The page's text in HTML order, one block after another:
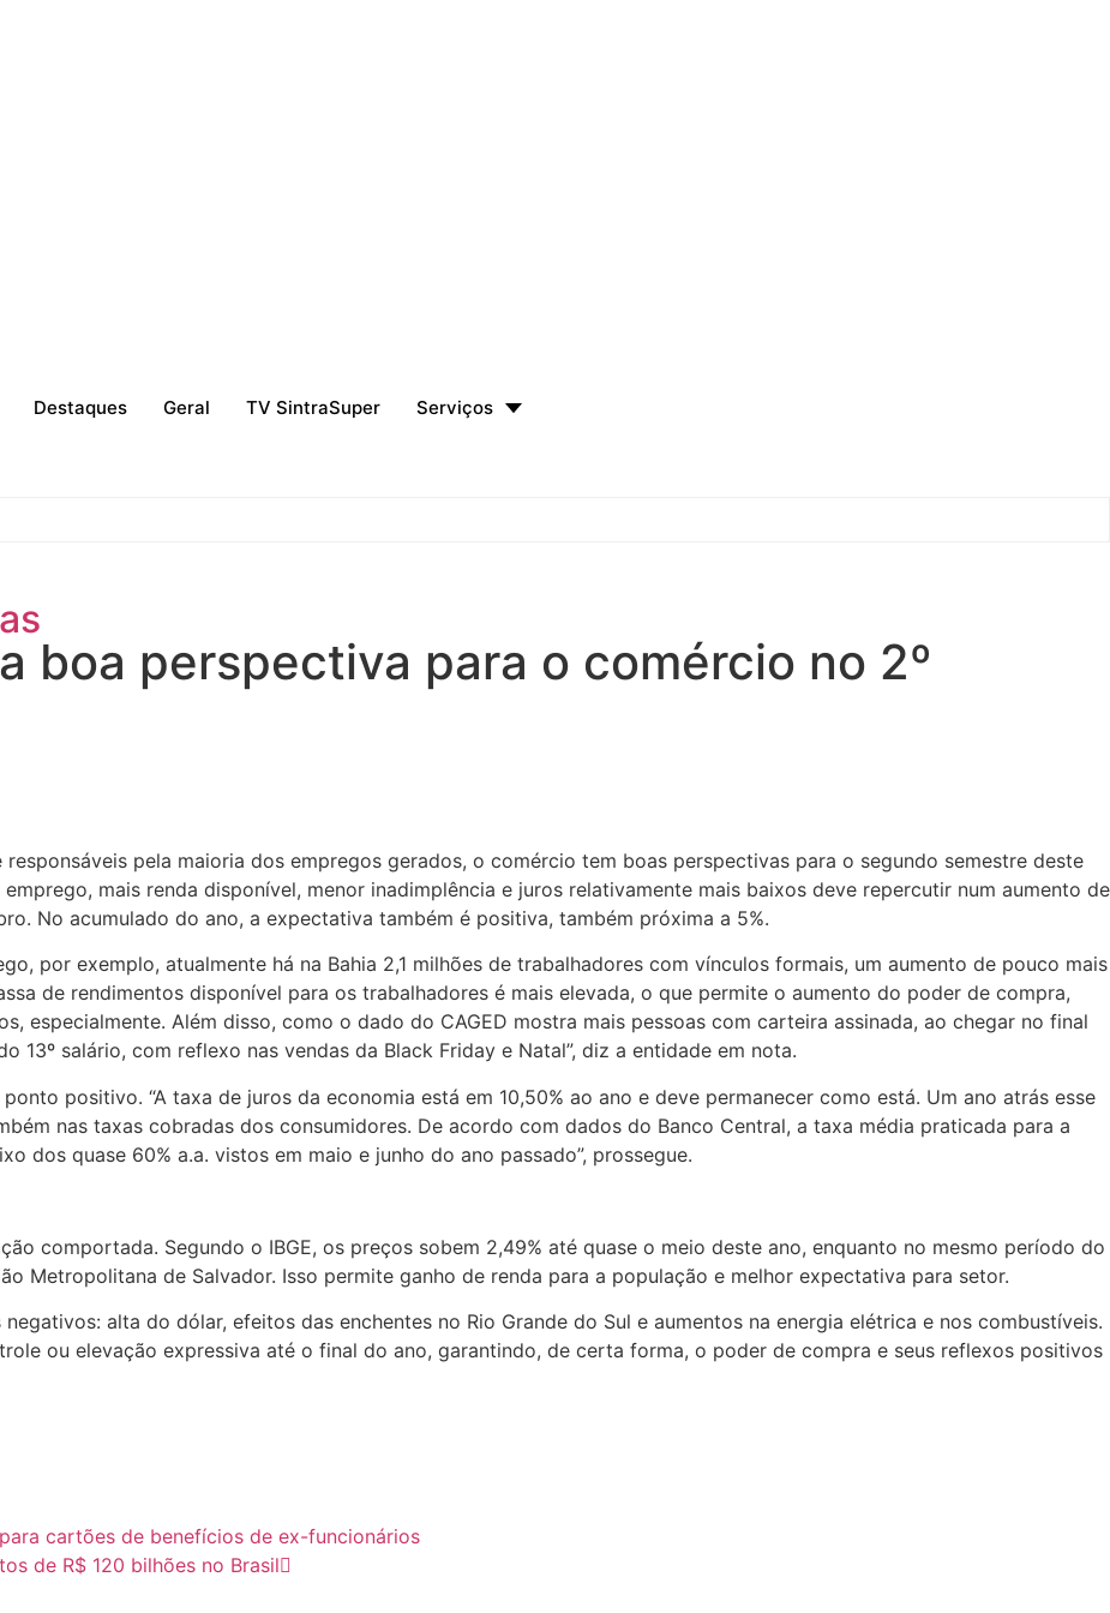
Destaques Geral TV SintraSuper Serviços
boa perspectiva para o comércio no 2º
pela maioria dos empregos gerados, o comércio tem boas perspectivas para o segundo semestre deste
mais renda disponível, menor inadimplência e juros relativamente mais baixos deve repercutir num aumento de
No acumulado do ano, a expectativa também é positiva, também próxima a 5%.
por exemplo, atualmente há na Bahia 2,1 milhões de trabalhadores com vínculos formais, um aumento de pouco mais
de rendimentos disponível para os trabalhadores é mais elevada, o que permite o aumento do poder de compra,
especialmente. Além disso, como o dado do CAGED mostra mais pessoas com carteira assinada, ao chegar no final
salário, com reflexo nas vendas da Black Friday e Natal”, diz a entidade em nota.
positivo. “A taxa de juros da economia está em 10,50% ao ano e deve permanecer como está. Um ano atrás esse
nas taxas cobradas dos consumidores. De acordo com dados do Banco Central, a taxa média praticada para a
dos quase 60% a.a. vistos em maio e junho do ano passado”, prossegue.
comportada. Segundo o IBGE, os preços sobem 2,49% até quase o meio deste ano, enquanto no mesmo período do
Metropolitana de Salvador. Isso permite ganho de renda para a população e melhor expectativa para setor.
alta do dólar, efeitos das enchentes no Rio Grande do Sul e aumentos na energia elétrica e nos combustíveis.
ou elevação expressiva até o final do ano, garantindo, de certa forma, o poder de compra e seus reflexos positivos
cartões de benefícios de ex-funcionários
de R$ 120 bilhões no Brasil